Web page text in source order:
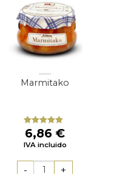
Marmitako
Valorado
con5.00
de
5
6,86 €
IVA incluido